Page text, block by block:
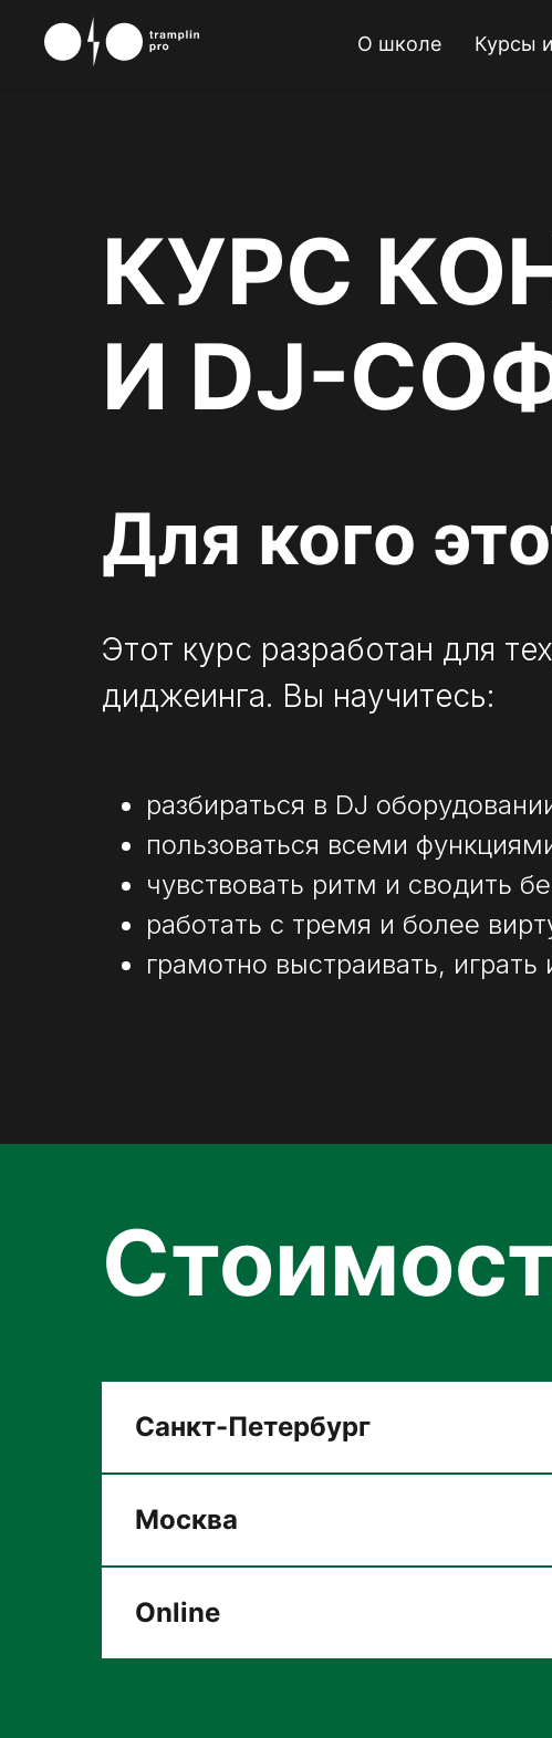
О школе Курсы
КУРС
И DJ-
Для кого
Этот курс разработан для
диджеинга. Вы научитесь:
разбираться в DJ
пользоваться всеми
чувствовать ритм и сводить
работать с тремя и более
грамотно выстраивать,
Санкт-Петербург
Москва
Online